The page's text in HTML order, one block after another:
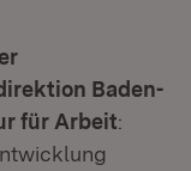
Baden-
für Arbeit: